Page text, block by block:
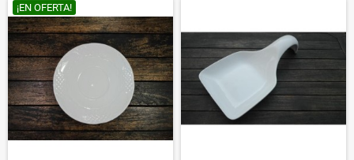
¡EN OFERTA!